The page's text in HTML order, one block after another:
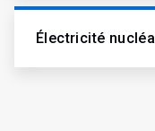
Électricité